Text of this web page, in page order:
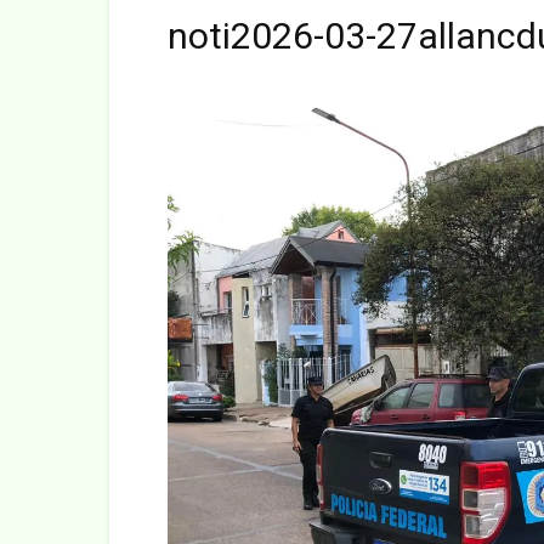
noti2026-03-